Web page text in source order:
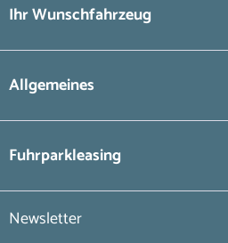
Ihr Wunschfahrzeug
Allgemeines
Fuhrparkleasing
Newsletter